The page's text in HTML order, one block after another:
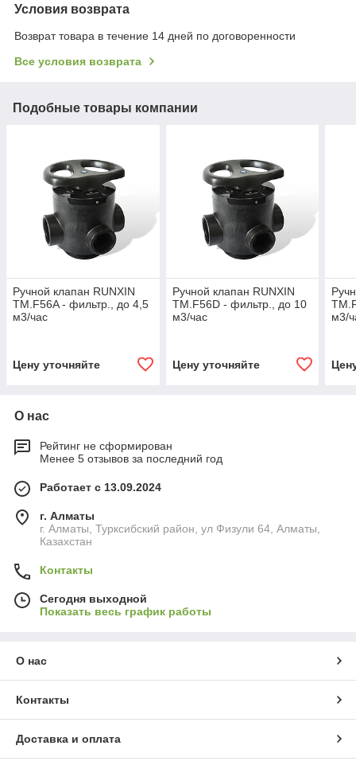
Условия возврата
Возврат товара в течение 14 дней по договоренности
Все условия возврата
Подобные товары компании
Ручной клапан RUNXIN
TM.F56A - фильтр., до 4,5
м3/час
Цену уточняйте
Ручной клапан RUNXIN
TM.F56D - фильтр., до 10
м3/час
Цену уточняйте
м3/
О нас
Рейтинг не сформирован
Менее 5 отзывов за последний год
Работает с 13.09.2024
г. Алматы
г. Алматы, Турксибский район, ул Физули 64, Алматы,
Казахстан
Контакты
Сегодня выходной
Показать весь график работы
О нас
Контакты
Доставка и оплата